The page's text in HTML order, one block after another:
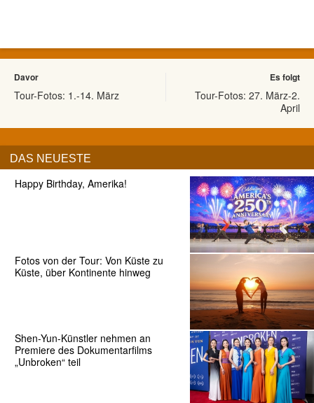
Davor
Tour-Fotos: 1.-14. März
Es folgt
Tour-Fotos: 27. März-2.
April
DAS NEUESTE
Happy Birthday, Amerika!
Fotos von der Tour: Von Küste zu
Küste, über Kontinente hinweg
Shen-Yun-Künstler nehmen an
Premiere des Dokumentarfilms
„Unbroken“ teil